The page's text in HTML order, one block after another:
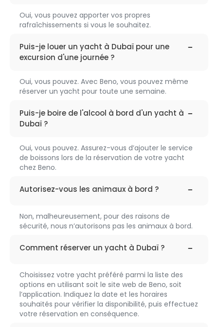
Oui, vous pouvez apporter vos propres
rafraîchissements si vous le souhaitez.
196Puis-je louer un yacht à Dubaï pour une
excursion d'une journée ?
Oui, vous pouvez. Avec Beno, vous pouvez même
réserver un yacht pour toute une semaine.
197Puis-je boire de l'alcool à bord d'un yacht à
Dubaï ?
Oui, vous pouvez. Assurez-vous d’ajouter le service
de boissons lors de la réservation de votre yacht
chez Beno.
198Autorisez-vous les animaux à bord ?
Non, malheureusement, pour des raisons de
sécurité, nous n’autorisons pas les animaux à bord.
199Comment réserver un yacht à Dubaï ?
Choisissez votre yacht préféré parmi la liste des
options en utilisant soit le site web de Beno, soit
l’application. Indiquez la date et les horaires
souhaités pour vérifier la disponibilité, puis effectuez
votre réservation en conséquence.